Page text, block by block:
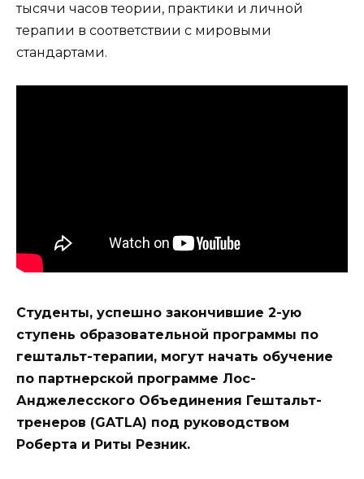
тысячи часов теории, практики и личной
терапии в соответствии с мировыми
стандартами.
Студенты, успешно закончившие 2-ую
ступень образовательной программы по
гештальт-терапии, могут начать обучение
по партнерской программе Лос-
Анджелесского Объединения Гештальт-
тренеров (GATLA) под руководством
Роберта и Риты Резник.